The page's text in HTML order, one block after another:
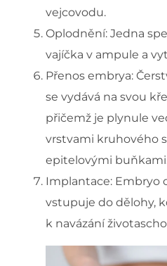
vejcovodu.
Oplodnění: Jedna
vajíčka v ampule a
Přenos embrya:
se vydává na svou
přičemž je plynule
vrstvami kruhového
epitelovými
Implantace: Embryo
vstupuje do dělohy,
k navázání